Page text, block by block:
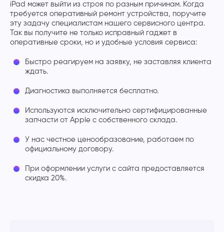
iPad может выйти из строя по разным причинам. Когда
требуется оперативный ремонт устройства, поручите
эту задачу специалистам нашего сервисного центра.
Так вы получите не только исправный гаджет в
оперативные сроки, но и удобные условия сервиса:
Быстро реагируем на заявку, не заставляя клиента
ждать.
Диагностика выполняется бесплатно.
Используются исключительно сертифицированные
запчасти от Apple с собственного склада.
У нас честное ценообразование, работаем по
официальному договору.
При оформлении услуги с сайта предоставляется
скидка 20%.